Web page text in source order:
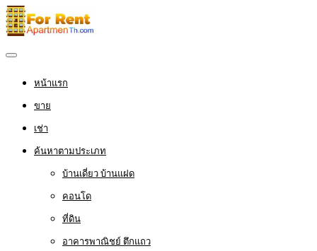
หน้าแรก
ขาย
เช่า
ค้นหาตามประเภท
บ้านเดี่ยว บ้านแฝด
คอนโด
ที่ดิน
อาคารพาณิชย์ ตึกแถว